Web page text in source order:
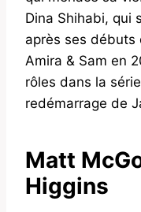
Dina Shihabi, qui
après ses débuts
Amira & Sam en
rôles dans la
redémarrage de
Matt
Higgins